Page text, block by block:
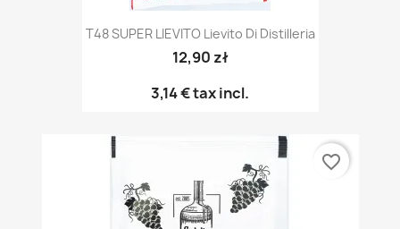
T48 SUPER LIEVITO Lievito Di Distilleria
12,90 zł
3,14 €tax incl.
favorite_border